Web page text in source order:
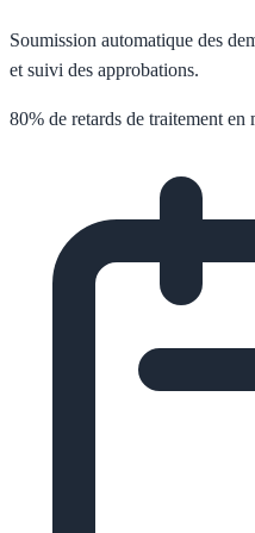
Soumission automatique des
et suivi des approbations.
80% de retards de traitement en